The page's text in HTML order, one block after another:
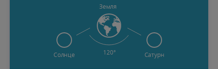
Земля
Солнце Сатурн
120°